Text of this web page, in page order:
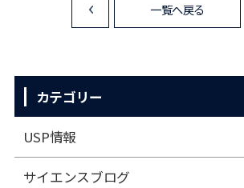
<
一覧へ戻る
カテゴリー
USP情報
サイエンスブログ